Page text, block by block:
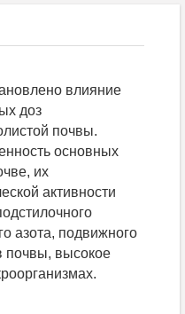
влияние
доз
почвы.
основных
их
активности
азота, подвижного
почвы, высокое